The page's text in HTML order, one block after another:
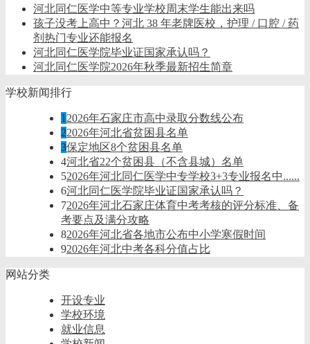
河北同仁医学中等专业学校周末学生能出来吗
孩子没考上高中？河北 38 年老牌医校，护理 / 口腔 / 药
剂热门专业还能报名
河北同仁医学院毕业证国家承认吗？
河北同仁医学院2026年秋季最新招生简章
学校新闻排行
1 2026年石家庄市高中录取分数线公布
22026年河北省贫困县名单
3保定地区8个贫困县名单
4河北省22个贫困县（不含县城）名单
52026年河北同仁医学中专学校3+3专业报名中......
6河北同仁医学院毕业证国家承认吗？
72026年河北石家庄体育中考考核的评分标准、备
考要点及满分攻略
82026年河北省各地市公布中小学寒假时间
92026年河北中考各科分值占比
网站分类
开设专业
学校环境
就业信息